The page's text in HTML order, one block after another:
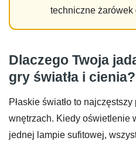
techniczne żarówek
Dlaczego Twoja
gry światła i cienia?
Płaskie światło to
wnętrzach. Kiedy oświetlenie
jednej lampie sufitowej,